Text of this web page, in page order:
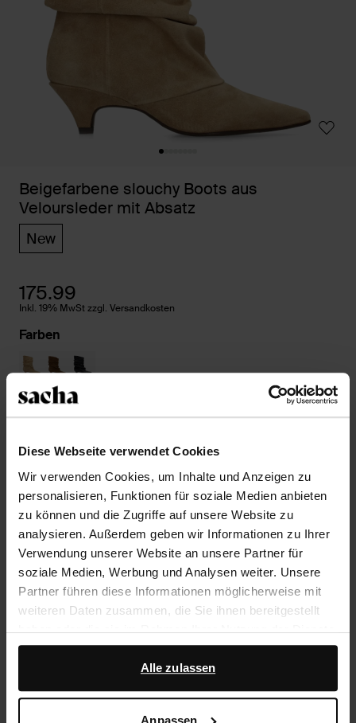
Diese Webseite verwendet Cookies
Wir verwenden Cookies, um Inhalte und Anzeigen zu
personalisieren, Funktionen für soziale Medien anbieten
zu können und die Zugriffe auf unsere Website zu
analysieren. Außerdem geben wir Informationen zu Ihrer
Verwendung unserer Website an unsere Partner für
soziale Medien, Werbung und Analysen weiter. Unsere
Partner führen diese Informationen möglicherweise mit
weiteren Daten zusammen, die Sie ihnen bereitgestellt
haben oder die sie im Rahmen Ihrer Nutzung der Dienste
gesammelt haben.
Darüber hinaus arbeiten wir mit Google zu Werbe- und
Alle zulassen
Anpassen
Beigefarbene slouchy Boots aus
Veloursleder mit Absatz
New
175.99
Inkl. 19% MwSt zzgl. Versandkosten
Farben
Größe auswählen
Trusted Shop-Gütesiegel
Rechnungskauf
14 Tage Bedenkzeit
Produktbeschreibung
Diese weiten beigefarbenen Stiefeletten der Marke
Sacha haben ein slouchy Design, einen schrägen
Schaft und einen 6 cm hohen Absatz. Die Außenseite